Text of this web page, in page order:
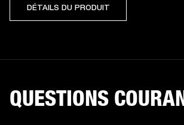
DÉTAILS DU PRODUIT
QUESTIONS